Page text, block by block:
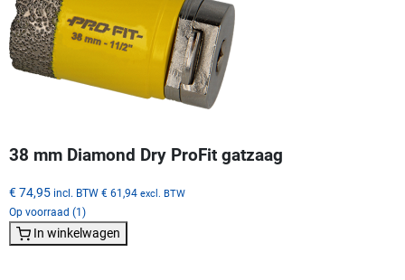
38 mm Diamond Dry ProFit gatzaag
€ 74,95 incl. BTW € 61,94 excl. BTW
Op voorraad (1)
In winkelwagen